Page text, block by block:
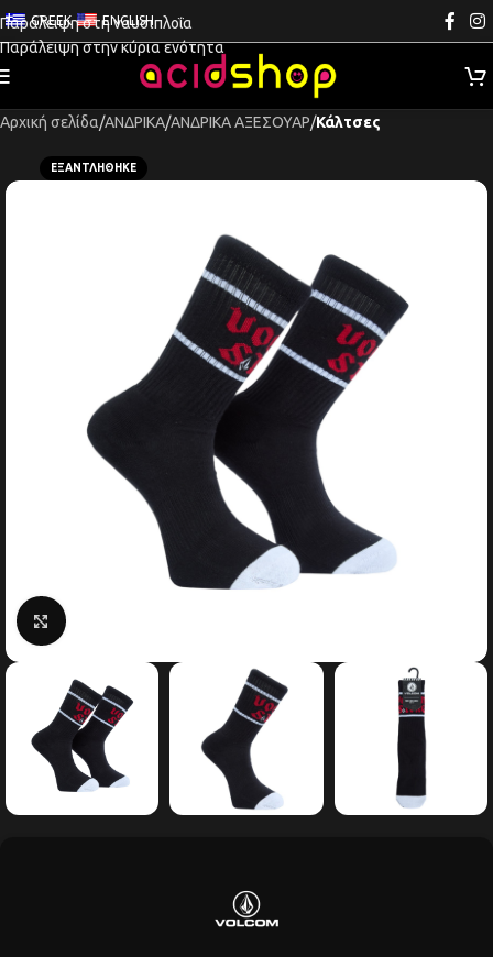
Παράλειψη στη ναυσιπλοΐα
Παράλειψη στην κύρια ενότητα
GREEK ENGLISH
Αρχική σελίδα ΑΝΔΡΙΚΑ ΑΝΔΡΙΚΑ ΑΞΕΣΟΥΑΡ Κάλτσες
ΕΞΑΝΤΛΉΘΗΚΕ
Κάντε κλικ για μεγέθυνση